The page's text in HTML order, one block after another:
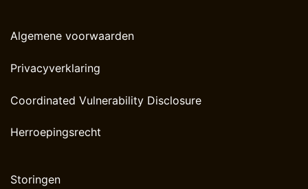
Algemene voorwaarden
Privacyverklaring
Coordinated Vulnerability Disclosure
Herroepingsrecht
Storingen